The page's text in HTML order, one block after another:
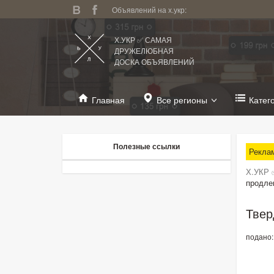
Объявлений на х.укр:
Х.УКР ✅ САМАЯ
ДРУЖЕЛЮБНАЯ
ДОСКА ОБЪЯВЛЕНИЙ
Главная Все регионы
Х.УКР
Полезные ссылки